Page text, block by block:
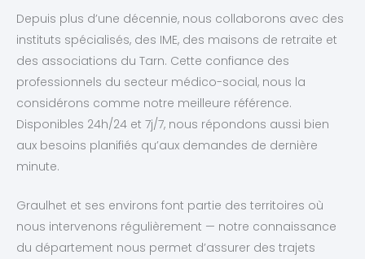
Depuis plus d’une décennie, nous collaborons avec des
instituts spécialisés, des IME, des maisons de retraite et
des associations du Tarn. Cette confiance des
professionnels du secteur médico-social, nous la
considérons comme notre meilleure référence.
Disponibles 24h/24 et 7j/7, nous répondons aussi bien
aux besoins planifiés qu’aux demandes de dernière
minute.
Graulhet et ses environs font partie des territoires où
nous intervenons régulièrement — notre connaissance
du département nous permet d’assurer des trajets